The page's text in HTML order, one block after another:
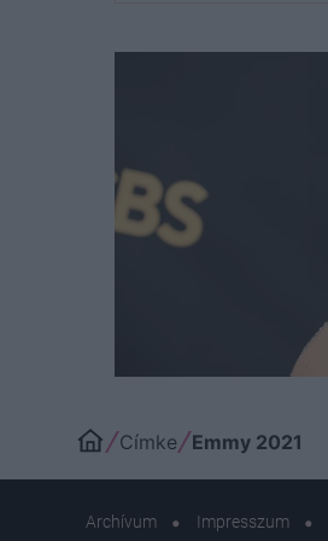
Címke Emmy 2021
Archívum Impresszum